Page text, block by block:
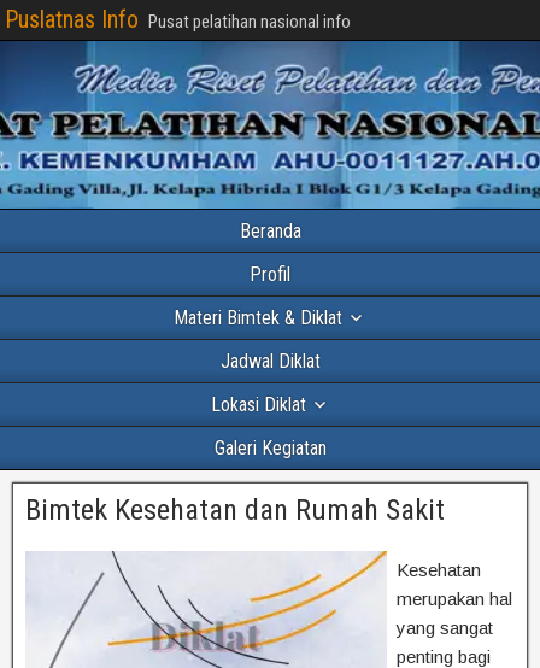
Puslatnas Info Pusat pelatihan nasional info
Beranda
Profil
Materi Bimtek & Diklat
Jadwal Diklat
Lokasi Diklat
Galeri Kegiatan
Bimtek Kesehatan dan Rumah Sakit
Kesehatan
merupakan hal
yang sangat
penting bagi